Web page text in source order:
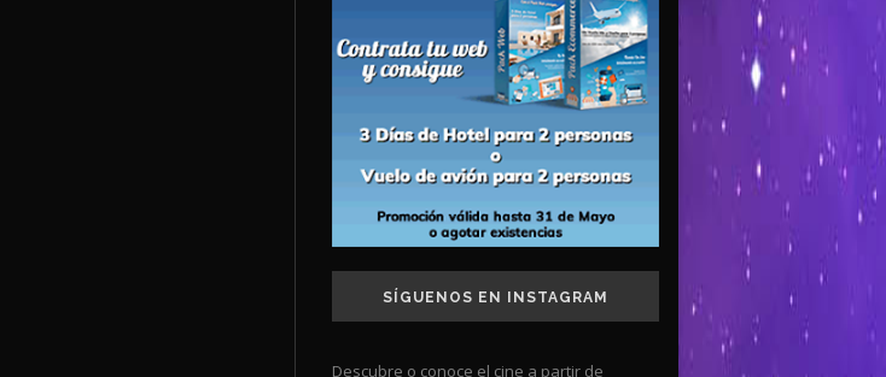
SÍGUENOS EN INSTAGRAM
Descubre o conoce el cine a partir de